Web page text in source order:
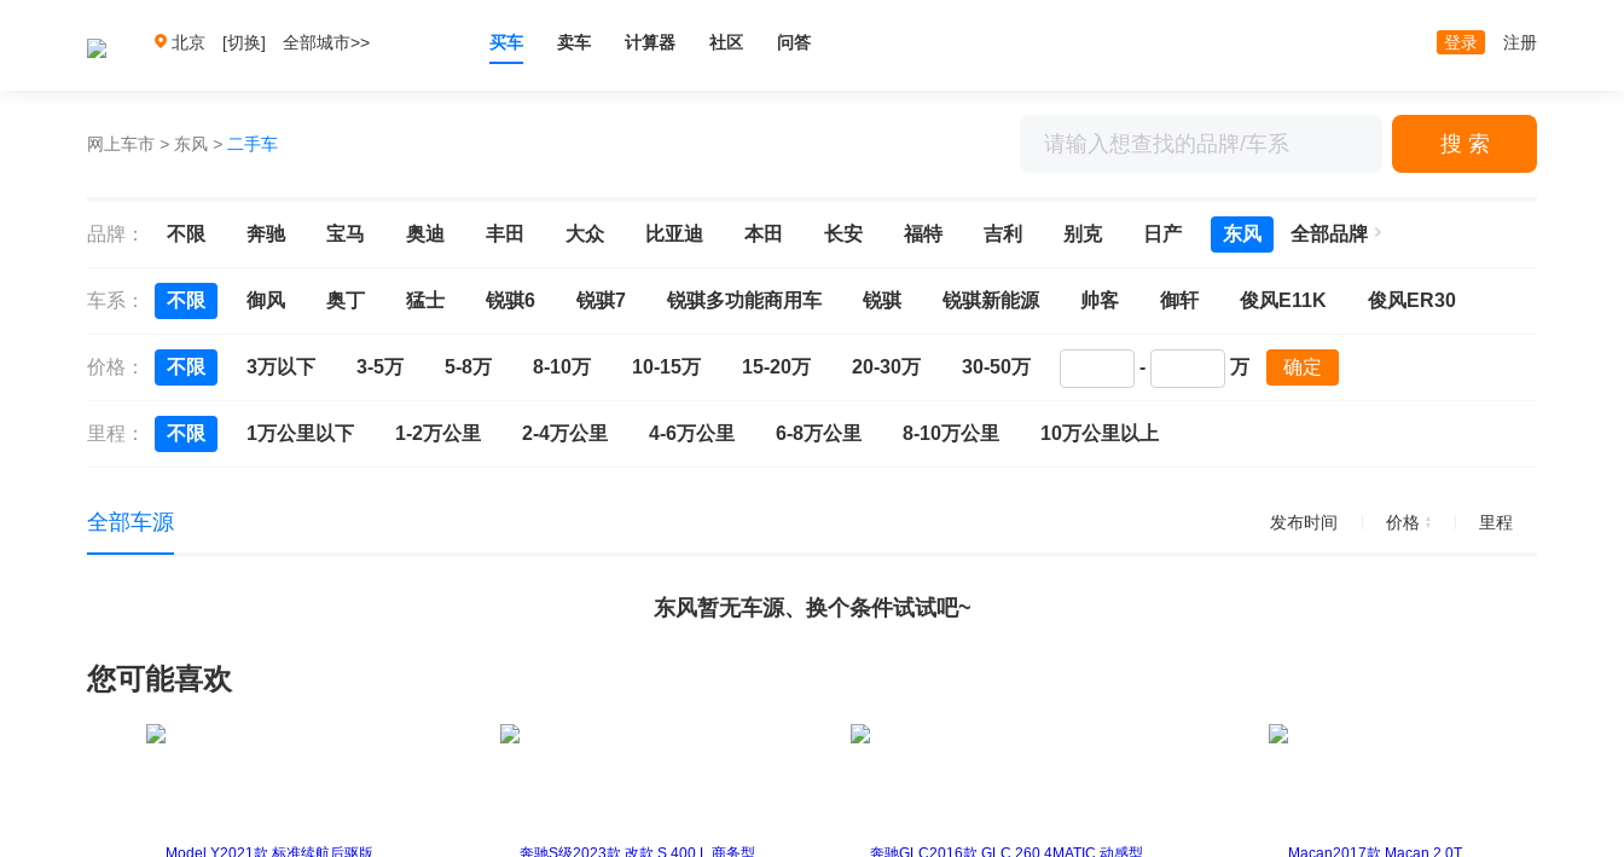
北京 [切换] 全部城市>> 买车 卖车 计算器 社区 问答 登录 注册
网上车市 > 东风 > 二手车 搜 索
品牌： 不限 奔驰 宝马 奥迪 丰田 大众 比亚迪 本田 长安 福特 吉利 别克 日产 东风 全部品牌
车系： 不限 御风 奥丁 猛士 锐骐6 锐骐7 锐骐多功能商用车 锐骐 锐骐新能源 帅客 御轩 俊风E11K 俊风ER30
价格： 不限 3万以下 3-5万 5-8万 8-10万 10-15万 15-20万 20-30万 30-50万 - 万 确定
里程： 不限 1万公里以下 1-2万公里 2-4万公里 4-6万公里 6-8万公里 8-10万公里 10万公里以上
全部车源 发布时间 价格 里程
东风暂无车源、换个条件试试吧~
您可能喜欢